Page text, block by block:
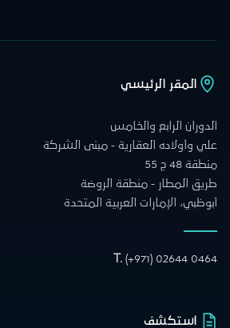
المقر الرئيسي
الدوران الرابع والخامس
علي وأولاده العقارية - مبنى الشركة
منطقة 48 ج 55
طريق المطار - منطقة الروضة
أبوظبي، الإمارات العربية المتحدة
T. (+971) 02644 0464
استكشف